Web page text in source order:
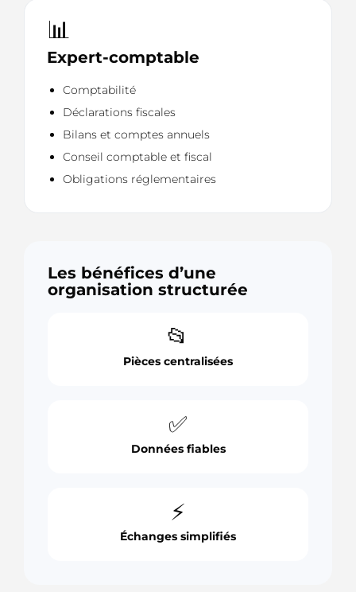
📊
Expert-comptable
Comptabilité
Déclarations fiscales
Bilans et comptes annuels
Conseil comptable et fiscal
Obligations réglementaires
Les bénéfices d’une
organisation structurée
📂
Pièces centralisées
✅
Données fiables
⚡
Échanges simplifiés